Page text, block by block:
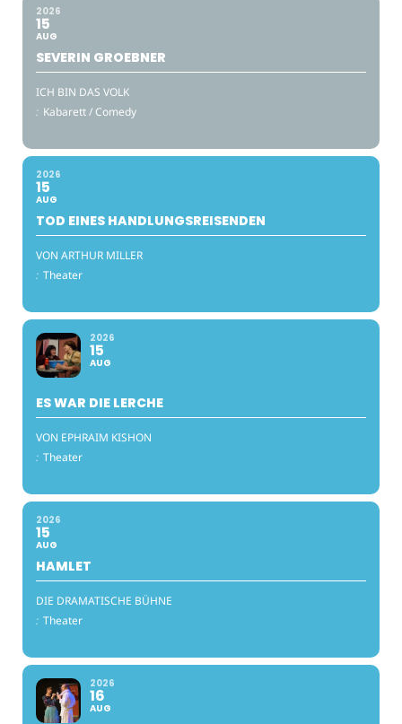
2026
15
AUG
SEVERIN GROEBNER
ICH BIN DAS VOLK
: Kabarett / Comedy
2026
15
AUG
TOD EINES HANDLUNGSREISENDEN
VON ARTHUR MILLER
: Theater
2026
15
AUG
ES WAR DIE LERCHE
VON EPHRAIM KISHON
: Theater
2026
15
AUG
HAMLET
DIE DRAMATISCHE BÜHNE
: Theater
2026
16
AUG